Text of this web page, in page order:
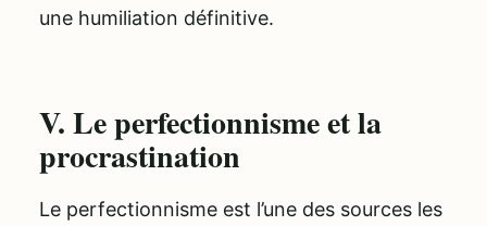
une humiliation définitive.
V. Le perfectionnisme et la
procrastination
Le perfectionnisme est l’une des sources les